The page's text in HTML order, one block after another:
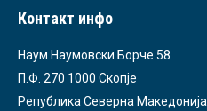
Контакт инфо
Наум Наумовски Борче 58
П.Ф. 270 1000 Скопје
Република Северна Македонија